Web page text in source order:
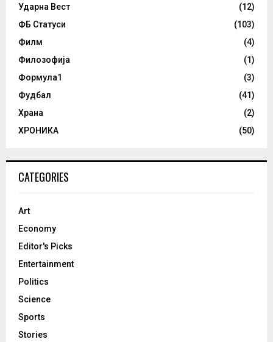
Ударна Вест
(12)
ФБ Статуси
(103)
Филм
(4)
Филозофија
(1)
Формула1
(3)
Фудбал
(41)
Храна
(2)
ХРОНИКА
(50)
CATEGORIES
Art
Economy
Editor's Picks
Entertainment
Politics
Science
Sports
Stories